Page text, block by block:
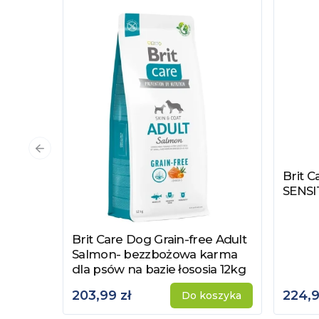
Zobacz produkt
Brit Care Dog Grain-free Adult
Salmon- bezzbożowa karma
dla psów na bazie łososia 12kg
203,99 zł Do koszyka
Brit
Poprzedni slajd